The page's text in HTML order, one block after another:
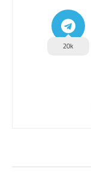
20k